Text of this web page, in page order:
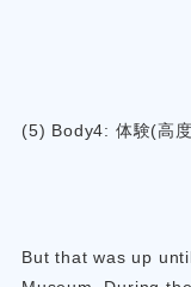
(5) Body4: 体験(高
But that was up